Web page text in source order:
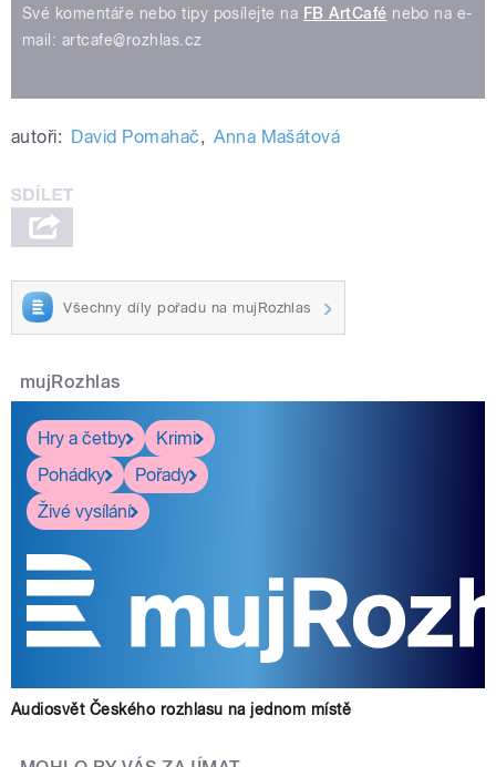
Své komentáře nebo tipy posílejte na FB ArtCafé nebo na e-
mail: artcafe@rozhlas.cz
autoři: David Pomahač, Anna Mašátová
Všechny díly pořadu na mujRozhlas
mujRozhlas
Hry a četby
Krimi
Pohádky
Pořady
Živé vysílání
Audiosvět Českého rozhlasu na jednom místě